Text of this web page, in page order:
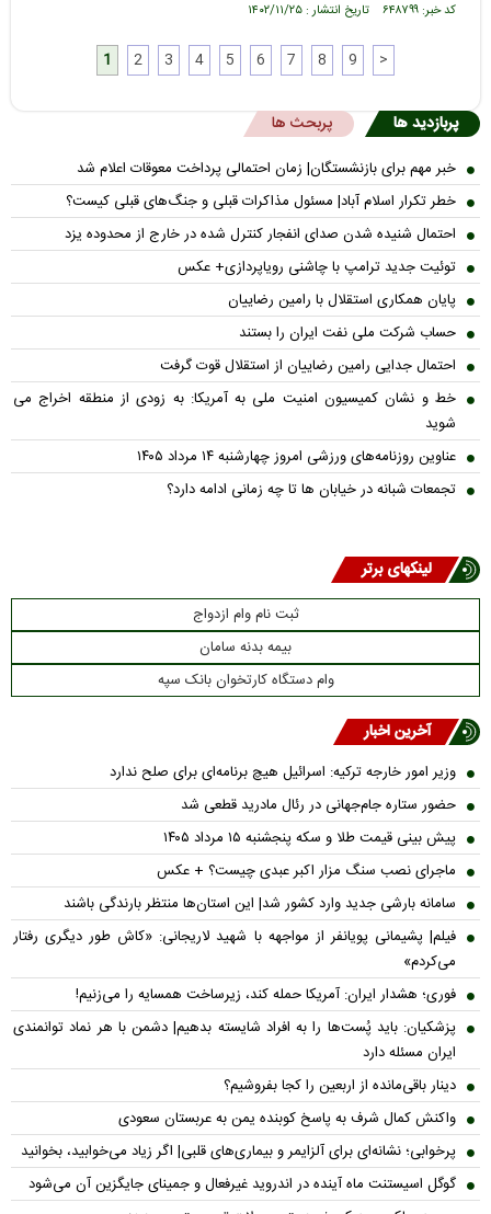
کد خبر: ۶۴۸۷۹۹ تاریخ انتشار : ۱۴۰۲/۱۱/۲۵
1 2 3 4 5 6 7 8 9 >
پربازدید ها پربحث ها
خبر مهم برای بازنشستگان| زمان احتمالی پرداخت معوقات اعلام شد
خطر تکرار اسلام آباد| مسئول مذاکرات قبلی و جنگ‌های قبلی کیست؟
احتمال شنیده شدن صدای انفجار کنترل شده در خارج از محدوده یزد
توئیت جدید ترامپ با چاشنی رویاپردازی+ عکس
پایان همکاری استقلال با رامین رضاییان
حساب‌ شرکت ملی نفت ایران را بستند
احتمال جدایی رامین رضاییان از استقلال قوت گرفت
خط و نشان کمیسیون امنیت ملی به آمریکا: به زودی از منطقه اخراج می
شوید
عناوین روزنامه‌های ورزشی امروز چهارشنبه ۱۴ مرداد ۱۴۰۵
تجمعات شبانه در خیابان ها تا چه زمانی ادامه دارد؟
لینکهای برتر
ثبت نام وام ازدواج
بیمه بدنه سامان
وام دستگاه کارتخوان بانک سپه
آخرین اخبار
وزیر امور خارجه ترکیه: اسرائیل هیچ برنامه‌ای برای صلح ندارد
حضور ستاره جام‌جهانی در رئال مادرید قطعی شد
پیش بینی قیمت طلا و سکه پنجشنبه ۱۵ مرداد ۱۴۰۵
ماجرای نصب سنگ مزار اکبر عبدی چیست؟ + عکس
سامانه بارشی جدید وارد کشور شد| این استان‌ها منتظر بارندگی باشند
فیلم| پشیمانی پویانفر از مواجهه با شهید لاریجانی: «کاش طور دیگری رفتار
می‌کردم»
فوری؛ هشدار ایران: آمریکا حمله کند، زیرساخت همسایه را می‌زنیم!
پزشکیان: باید پُست‌ها را به افراد شایسته بدهیم| دشمن با هر نماد توانمندی
ایران مسئله دارد
دینار باقی‌مانده از اربعین را کجا بفروشیم؟
واکنش کمال شرف به پاسخ کوبنده یمن به عربستان سعودی
پرخوابی؛ نشانه‌ای برای آلزایمر و بیماری‌های قلبی| اگر زیاد می‌خوابید، بخوانید
گوگل اسیستنت ماه آینده در اندروید غیرفعال و جمینای جایگزین آن می‌شود